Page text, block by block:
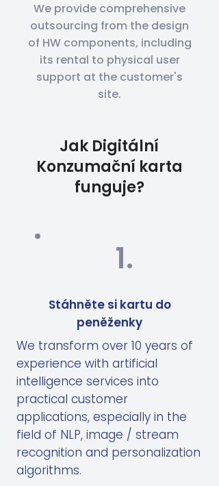
We provide comprehensive
outsourcing from the design
of HW components, including
its rental to physical user
support at the customer's
site.
Jak Digitální
Konzumační karta
funguje?
1.
Stáhněte si kartu do
peněženky
We transform over 10 years of
experience with artificial
intelligence services into
practical customer
applications, especially in the
field of NLP, image / stream
recognition and personalization
algorithms.